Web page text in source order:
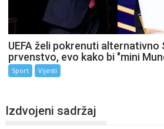
UEFA želi pokrenuti alternativno
prvenstvo, evo kako bi "mini
Sport Vijesti
Izdvojeni sadržaj